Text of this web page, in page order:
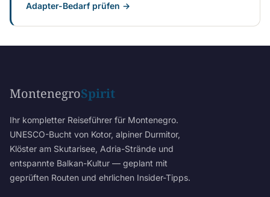
Adapter-Bedarf prüfen →
MontenegroSpirit
Ihr kompletter Reiseführer für Montenegro.
UNESCO-Bucht von Kotor, alpiner Durmitor,
Klöster am Skutarisee, Adria-Strände und
entspannte Balkan-Kultur — geplant mit
geprüften Routen und ehrlichen Insider-Tipps.